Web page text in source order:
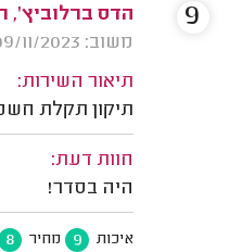
הדס ברלוביץ',
משוב: 09/11/2023
תיאור השירות:
תיקון תקלת
חוות דעת:
היה בסדר!
איכות 9 מחיר 8
9